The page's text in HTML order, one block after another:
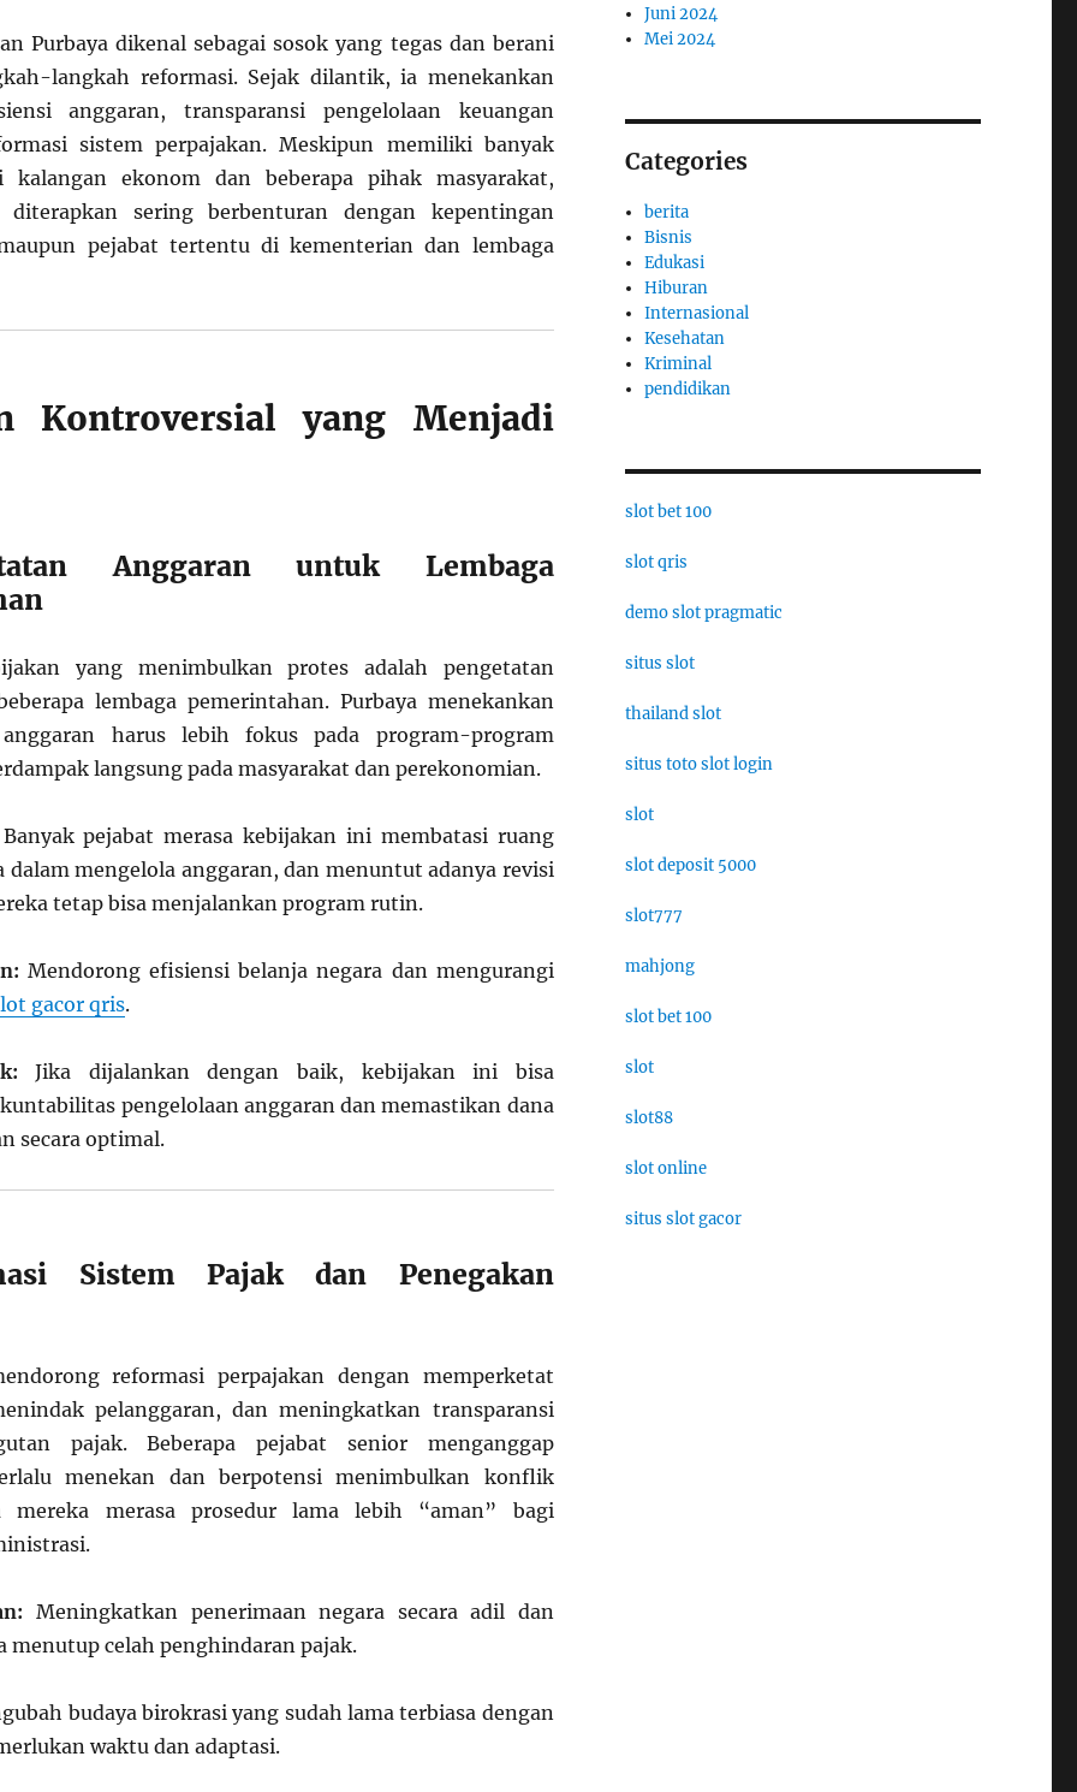
Purbaya dikenal sebagai sosok yang tegas dan berani
langkah reformasi. Sejak dilantik, ia menekankan
anggaran, transparansi pengelolaan keuangan
sistem perpajakan. Meskipun memiliki banyak
kalangan ekonom dan beberapa pihak masyarakat,
diterapkan sering berbenturan dengan kepentingan
pejabat tertentu di kementerian dan lembaga
Kontroversial yang Menjadi
Anggaran untuk Lembaga
yang menimbulkan protes adalah pengetatan
lembaga pemerintahan. Purbaya menekankan
harus lebih fokus pada program-program
langsung pada masyarakat dan perekonomian.
Banyak pejabat merasa kebijakan ini membatasi ruang
dalam mengelola anggaran, dan menuntut adanya revisi
tetap bisa menjalankan program rutin.
Mendorong efisiensi belanja negara dan mengurangi
gacor qris.
Jika dijalankan dengan baik, kebijakan ini bisa
pengelolaan anggaran dan memastikan dana
secara optimal.
Sistem Pajak dan Penegakan
reformasi perpajakan dengan memperketat
pelanggaran, dan meningkatkan transparansi
pajak. Beberapa pejabat senior menganggap
menekan dan berpotensi menimbulkan konflik
mereka merasa prosedur lama lebih “aman” bagi
Meningkatkan penerimaan negara secara adil dan
menutup celah penghindaran pajak.
budaya birokrasi yang sudah lama terbiasa dengan
waktu dan adaptasi.
Juni 2024
Mei 2024
Categories
berita
Bisnis
Edukasi
Hiburan
Internasional
Kesehatan
Kriminal
pendidikan
slot bet 100
slot qris
demo slot pragmatic
situs slot
thailand slot
situs toto slot login
slot
slot deposit 5000
slot777
mahjong
slot bet 100
slot
slot88
slot online
situs slot gacor